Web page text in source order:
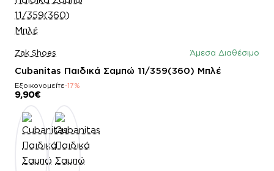
Zak Shoes Άμεσα Διαθέσιμο
Cubanitas Παιδικά Σαμπώ 11/359(360) Μπλέ
Εξοικονομείτε-17%
9,90€